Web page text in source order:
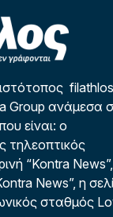
Group ανάμεσα
είναι: ο
τηλεοπτικός
“Kontra
News”, η
σταθμός